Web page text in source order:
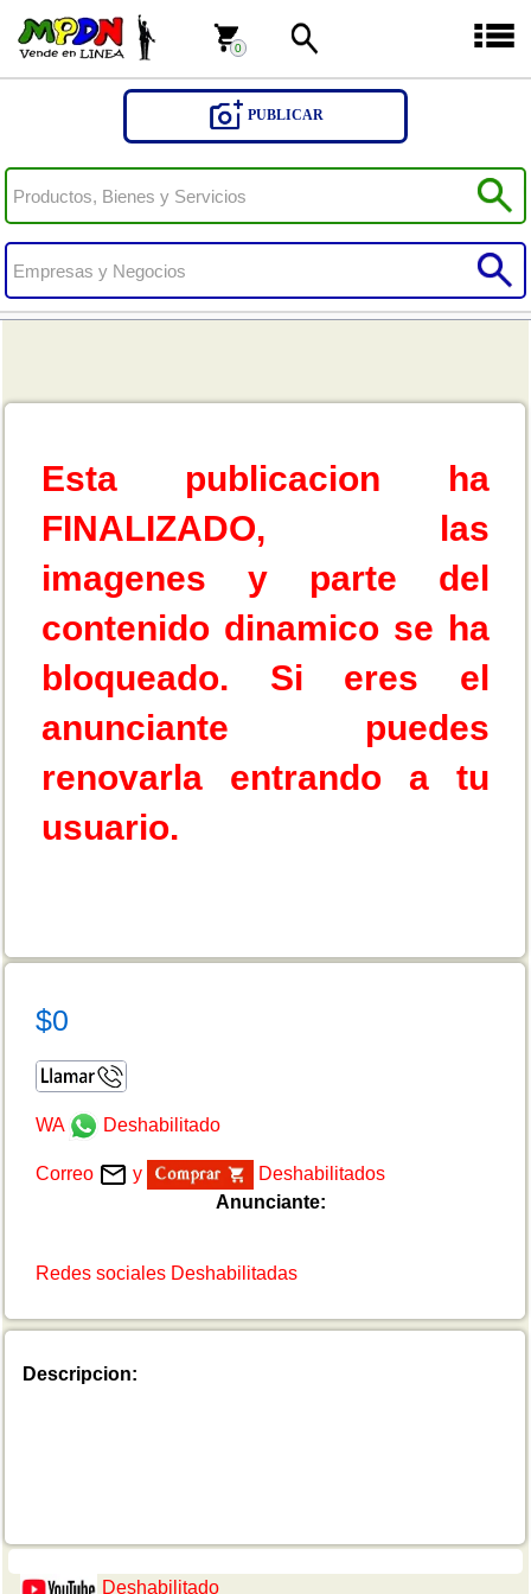
0
PUBLICAR
0
Esta publicacion ha
FINALIZADO, las
imagenes y parte del
contenido dinamico se ha
bloqueado. Si eres el
anunciante puedes
renovarla entrando a tu
usuario.
$0
WA Deshabilitado
Correo y
Deshabilitados
Anunciante:
Redes sociales Deshabilitadas
Descripcion:
Deshabilitado